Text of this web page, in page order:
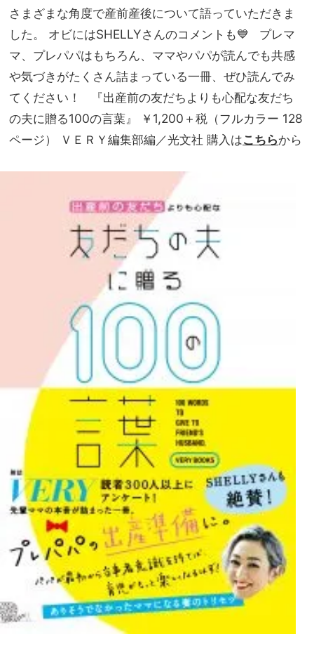
さまざまな角度で産前産後について語っていただきま
した。 オビにはSHELLYさんのコメントも💙 プレマ
マ、プレパパはもちろん、ママやパパが読んでも共感
や気づきがたくさん詰まっている一冊、ぜひ読んでみ
てください！ 『出産前の友だちよりも心配な友だち
の夫に贈る100の言葉』 ￥1,200＋税（フルカラー 128
ページ） ＶＥＲＹ編集部編／光文社 購入はこちらから